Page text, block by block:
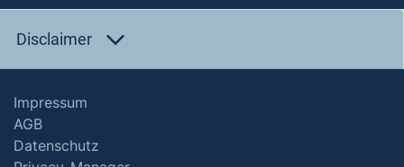
Disclaimer
Impressum
AGB
Datenschutz